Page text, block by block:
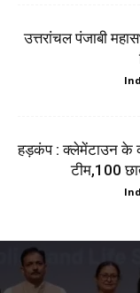
उत्तरांचल पंजाबी
हड़कंप : क्लेमेंटाउन के
टीम,100